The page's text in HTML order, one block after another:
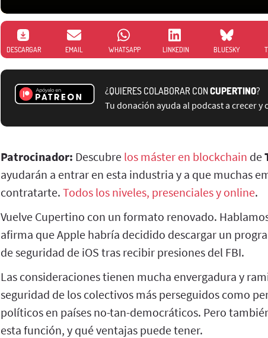
DESCARGAR EMAIL WHATSAPP LINKEDIN BLUESKY
¿QUIERES COLABORAR CONCUPERTINO?
Tu donación ayuda al podcast a crecer y
Patrocinador: Descubre los máster en blockchain de
ayudarán a entrar en esta industria y a que muchas
contratarte. Todos los niveles, presenciales y online.
Vuelve Cupertino con un formato renovado.
afirma que Apple habría decidido descargar un
de seguridad de iOS tras recibir presiones del FBI.
Las consideraciones tienen mucha envergadura y
seguridad de los colectivos más perseguidos como
políticos en países no-tan-democráticos. Pero
esta función, y qué ventajas puede tener.